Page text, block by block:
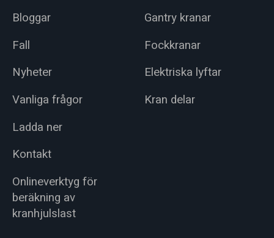
Bloggar
Fall
Nyheter
Vanliga frågor
Ladda ner
Kontakt
Onlineverktyg för
beräkning av
kranhjulslast
Gantry kranar
Fockkranar
Elektriska lyftar
Kran delar